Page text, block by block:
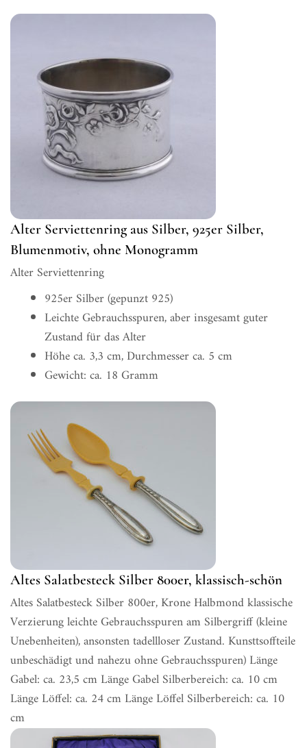
Alter Serviettenring aus Silber, 925er Silber,
Blumenmotiv, ohne Monogramm
Alter Serviettenring
925er Silber (gepunzt 925)
Leichte Gebrauchsspuren, aber insgesamt guter
Zustand für das Alter
Höhe ca. 3,3 cm, Durchmesser ca. 5 cm
Gewicht: ca. 18 Gramm
Altes Salatbesteck Silber 800er, klassisch-schön
Altes Salatbesteck Silber 800er, Krone Halbmond klassische
Verzierung leichte Gebrauchsspuren am Silbergriff (kleine
Unebenheiten), ansonsten tadellloser Zustand. Kunsttsoffteile
unbeschädigt und nahezu ohne Gebrauchsspuren) Länge
Gabel: ca. 23,5 cm Länge Gabel Silberbereich: ca. 10 cm
Länge Löffel: ca. 24 cm Länge Löffel Silberbereich: ca. 10
cm